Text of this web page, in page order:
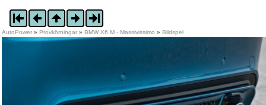
AutoPower » Provkörningar » BMW X6 M - Massivissimo » Bildspel